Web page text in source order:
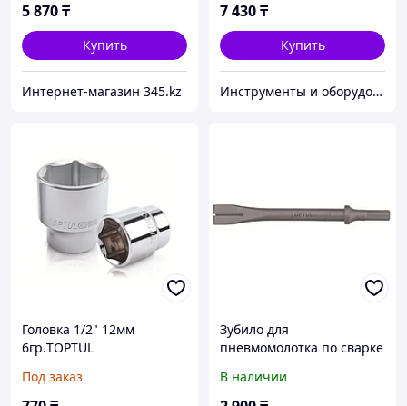
5 870₸
Купить
Интернет-магазин 345.kz
7 430₸
Купить
Инструменты и оборудование StellarTrade
Головка 1/2" 12мм
6гр.TOPTUL
Под заказ
Зубило для
пневмомолотка по сварке
В наличии